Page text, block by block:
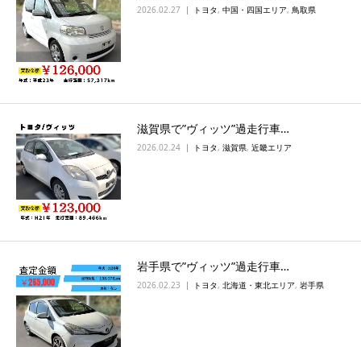
2026.02.27 トヨタ, 中国・四国エリア, 鳥取県
滋賀県で”ヴィッツ”過走行車…
2026.02.24 トヨタ, 滋賀県, 近畿エリア
岩手県で”ヴィッツ”過走行車…
2026.02.23 トヨタ, 北海道・東北エリア, 岩手県